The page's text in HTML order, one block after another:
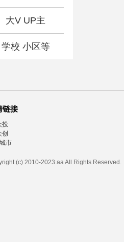
大V UP主
学校 小区等
链接
投
创
市
(c) 2010-2023 aa All Rights Reserved.